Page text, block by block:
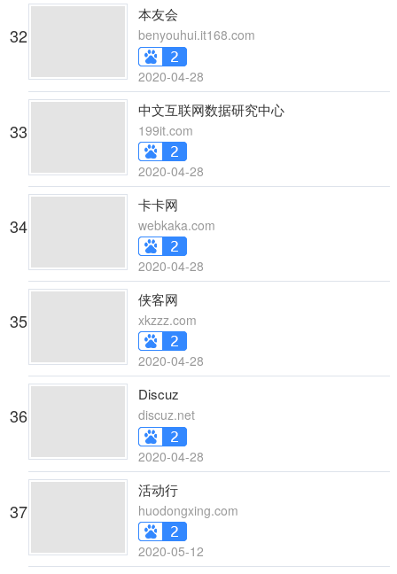
32
本友会
benyouhui.it168.com
2020-04-28
33
中文互联网数据研究中心
199it.com
2020-04-28
34
卡卡网
webkaka.com
2020-04-28
35
侠客网
xkzzz.com
2020-04-28
36
Discuz
discuz.net
2020-04-28
37
活动行
huodongxing.com
2020-05-12